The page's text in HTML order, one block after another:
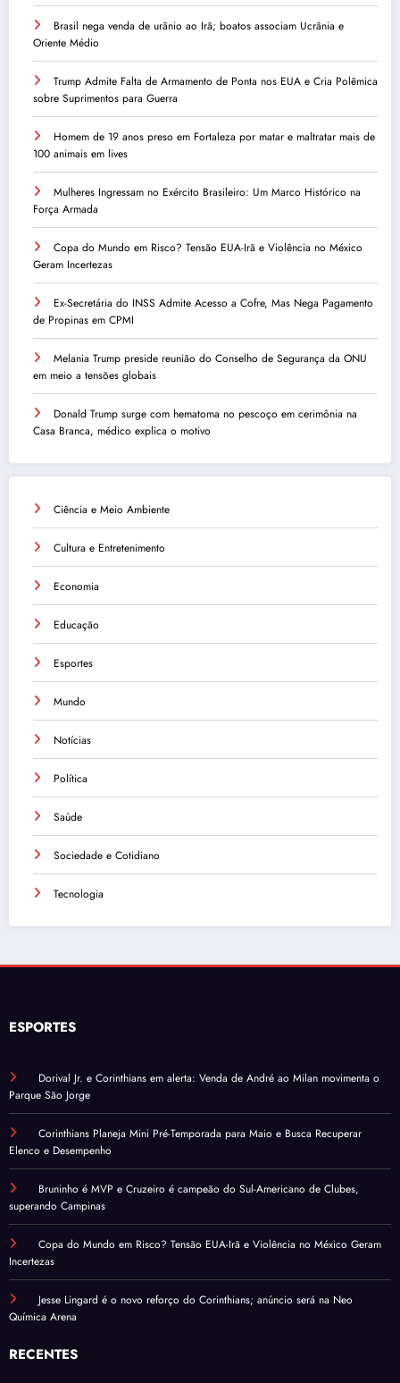
Brasil nega venda de urânio ao Irã; boatos associam Ucrânia e
Oriente Médio
Trump Admite Falta de Armamento de Ponta nos EUA e Cria Polêmica
sobre Suprimentos para Guerra
Homem de 19 anos preso em Fortaleza por matar e maltratar mais de
100 animais em lives
Mulheres Ingressam no Exército Brasileiro: Um Marco Histórico na
Força Armada
Copa do Mundo em Risco? Tensão EUA-Irã e Violência no México
Geram Incertezas
Ex-Secretária do INSS Admite Acesso a Cofre, Mas Nega Pagamento
de Propinas em CPMI
Melania Trump preside reunião do Conselho de Segurança da ONU
em meio a tensões globais
Donald Trump surge com hematoma no pescoço em cerimônia na
Casa Branca, médico explica o motivo
Ciência e Meio Ambiente
Cultura e Entretenimento
Economia
Educação
Esportes
Mundo
Notícias
Política
Saúde
Sociedade e Cotidiano
Tecnologia
ESPORTES
Dorival Jr. e Corinthians em alerta: Venda de André ao Milan movimenta o
Parque São Jorge
Corinthians Planeja Mini Pré-Temporada para Maio e Busca Recuperar
Elenco e Desempenho
Bruninho é MVP e Cruzeiro é campeão do Sul-Americano de Clubes,
superando Campinas
Copa do Mundo em Risco? Tensão EUA-Irã e Violência no México Geram
Incertezas
Jesse Lingard é o novo reforço do Corinthians; anúncio será na Neo
Química Arena
RECENTES